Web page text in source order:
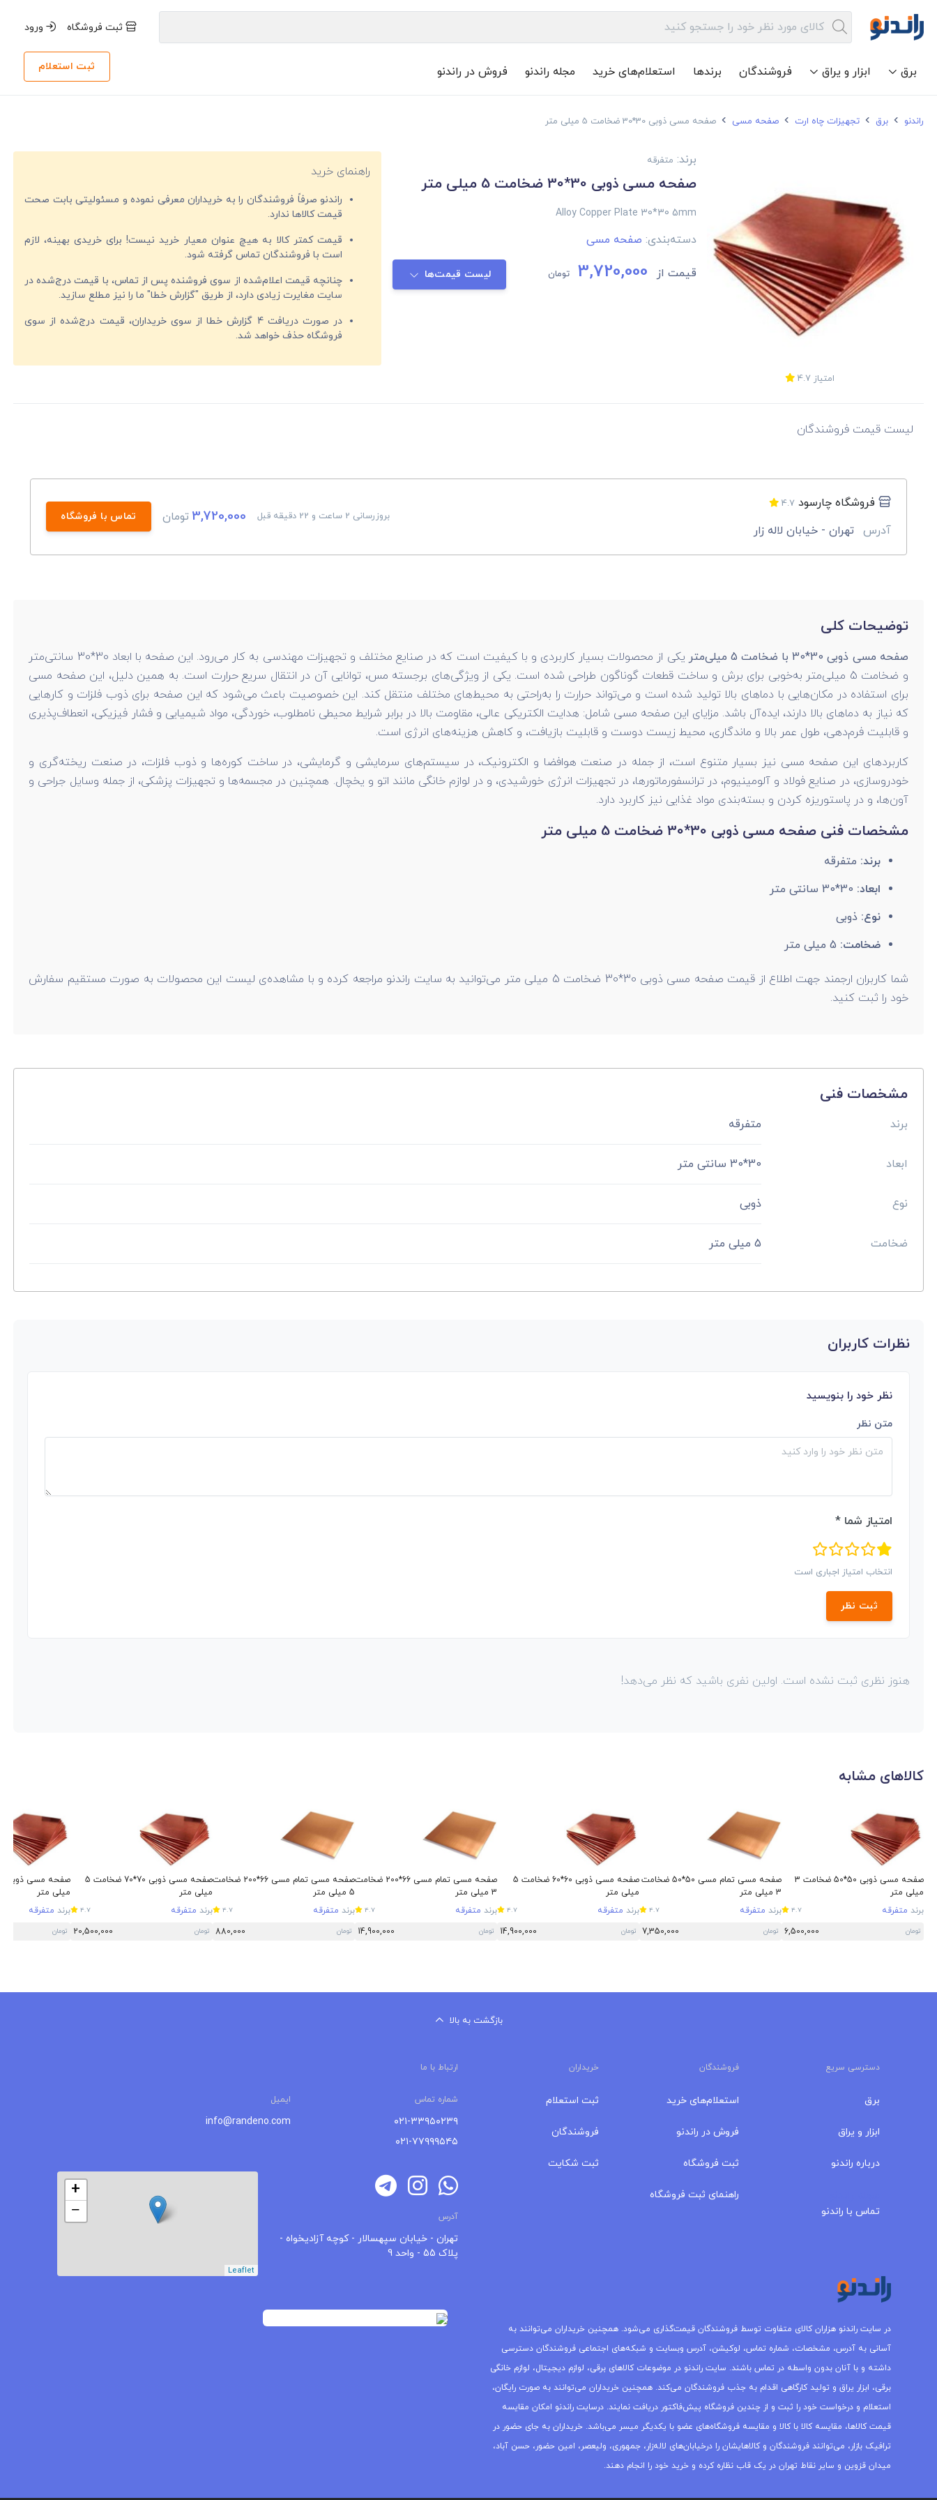
ثبت فروشگاه ورود
برق ابزار و یراق فروشندگان برندها استعلام‌های خرید مجله راندنو فروش در راندنو ثبت استعلام
راندنو برق تجهیزات چاه ارت صفحه مسی صفحه مسی ذوبی 30*30 ضخامت 5 میلی متر
امتیاز 4.7
برند: متفرقه
صفحه مسی ذوبی 30*30 ضخامت 5 میلی متر
Alloy Copper Plate 30*30 5mm
دسته‌بندی: صفحه مسی
قیمت از 3,720,000 تومان لیست قیمت‌ها
راهنمای خرید
راندنو صرفاً فروشندگان را به خریداران معرفی نموده و مسئولیتی بابت صحت
قیمت‌ کالاها ندارد.
قیمت کمتر کالا به هیچ عنوان معیار خرید نیست! برای خریدی بهینه، لازم
است با فروشندگان تماس گرفته شود.
چنانچه قیمت اعلام‌شده از سوی فروشنده پس از تماس، با قیمت درج‌شده در
سایت مغایرت زیادی دارد، از طریق "گزارش خطا" ما را نیز مطلع سازید.
در صورت دریافت 4 گزارش خطا از سوی خریداران، قیمت درج‌شده از سوی
فروشگاه حذف خواهد شد.
لیست قیمت فروشندگان
فروشگاه چارسود 4.7
آدرس تهران - خیابان لاله زار
بروزرسانی 2 ساعت و 22 دقیقه قبل 3,720,000 تومان تماس با فروشگاه
توضیحات کلی
صفحه مسی ذوبی 30*30 با ضخامت 5 میلی‌متر
یکی از محصولات بسیار کاربردی و با کیفیت است که در صنایع مختلف و تجهیزات مهندسی به کار می‌رود. این صفحه با ابعاد 30*30 سانتی‌متر
و ضخامت 5 میلی‌متر به‌خوبی برای برش و ساخت قطعات گوناگون طراحی شده است. یکی از ویژگی‌های برجسته مس، توانایی آن در انتقال سریع حرارت است. به همین دلیل، این صفحه مسی
برای استفاده در مکان‌هایی با دماهای بالا تولید شده است و می‌تواند حرارت را به‌راحتی به محیط‌های مختلف منتقل کند. این خصوصیت باعث می‌شود که این صفحه برای ذوب فلزات و کارهایی
که نیاز به دماهای بالا دارند، ایده‌آل باشد. مزایای این صفحه مسی شامل: هدایت الکتریکی عالی، مقاومت بالا در برابر شرایط محیطی نامطلوب، خوردگی، مواد شیمیایی و فشار فیزیکی، انعطاف‌پذیری
و قابلیت فرم‌دهی، طول عمر بالا و ماندگاری، محیط زیست دوست و قابلیت بازیافت، و کاهش هزینه‌های انرژی است.
کاربردهای این صفحه مسی نیز بسیار متنوع است، از جمله در صنعت هوافضا و الکترونیک، در سیستم‌های سرمایشی و گرمایشی، در ساخت کوره‌ها و ذوب فلزات، در صنعت ریخته‌گری و
خودروسازی، در صنایع فولاد و آلومینیوم، در ترانسفورماتورها، در تجهیزات انرژی خورشیدی، و در لوازم خانگی مانند اتو و یخچال. همچنین در مجسمه‌ها و تجهیزات پزشکی، از جمله وسایل جراحی و
آون‌ها، و در پاستوریزه کردن و بسته‌بندی مواد غذایی نیز کاربرد دارد.
مشخصات فنی صفحه مسی ذوبی 30*30 ضخامت 5 میلی متر
برند: متفرقه
ابعاد: 30*30 سانتی متر
نوع: ذوبی
ضخامت:
شما کاربران ارجمند جهت اطلاع از قیمت صفحه مسی ذوبی 30*30 ضخامت 5 میلی متر می‌توانید به سایت راندنو مراجعه کرده و با مشاهده‌ی لیست این محصولات به صورت مستقیم سفارش
خود را ثبت کنید.
مشخصات فنی
برند متفرقه
ابعاد 30*30 سانتی متر
نوع ذوبی
ضخامت 5 میلی متر
نظرات کاربران
نظر خود را بنویسید
متن نظر
امتیاز شما *
انتخاب امتیاز اجباری است
ثبت نظر
هنوز نظری ثبت نشده است. اولین نفری باشید که نظر می‌دهد!
کالاهای مشابه
صفحه مسی ذوبی 50*50 ضخامت 3
میلی متر
برند متفرقه 4.7
تومان 6,500,000
صفحه مسی تمام مسی 50*50 ضخامت
3 میلی متر
برند متفرقه 4.7
تومان 7,350,000
صفحه مسی ذوبی 60*60 ضخامت 5
میلی متر
برند متفرقه 4.7
تومان 14,900,000
صفحه مسی تمام مسی 66*200 ضخامت
3 میلی متر
برند متفرقه 4.7
تومان 14,900,000
صفحه مسی تمام مسی 66*200 ضخامت
5 میلی متر
برند متفرقه 4.7
تومان 880,000
صفحه مسی ذوبی 70*70 ضخامت 5
میلی متر
برند متفرقه 4.7
تومان 20,500,000
میلی متر
برند متفرقه
تومان
بازگشت به بالا
دسترسی سریع فروشندگان خریداران ارتباط با ما
برق
ابزار و یراق
درباره‌ راندنو
تماس با راندنو
استعلام‌های خرید
فروش در راندنو
ثبت فروشگاه
راهنمای ثبت فروشگاه
ثبت استعلام
فروشندگان
ثبت شکایت
شماره تماس ایمیل
۰۲۱-۳۳۹۵۰۲۳۹
۰۲۱-۷۷۹۹۹۵۴۵
info@randeno.com
آدرس
تهران - خیابان سپهسالار - کوچه آزادیخواه -
پلاک 55 - واحد 9
+
−
Leaflet
در سایت راندنو هزاران کالای متفاوت توسط فروشندگان قیمت‌گذاری می‌شود. همچنین خریداران می‌توانند به
آسانی به آدرس، مشخصات، شماره تماس، لوکیشن، آدرس وبسایت و شبکه‌های اجتماعی فروشندگان دسترسی
داشته و با آنان بدون واسطه در تماس باشند. سایت راندنو در موضوعات کالاهای برقی، لوازم دیجیتال، لوازم خانگی
برقی، ابزار یراق و تولید کارگاهی اقدام به جذب فروشندگان می‌کند. همچنین خریداران می‌توانند به صورت رایگان،
استعلام و درخواست خود را ثبت و از چندین فروشگاه پیش‌فاکتور دریافت نمایند. درسایت راندنو امکان مقایسه
قیمت کالاها، مقایسه کالا با کالا و مقایسه فروشگاه‌های عضو با یکدیگر میسر می‌باشد. خریداران به جای حضور در
ترافیک بازار، می‌توانند فروشندگان و کالاهایشان را درخیابان‌های لاله‌زار، جمهوری، ولیعصر، امین حضور، حسن آباد،
میدان قزوین و سایر نقاط تهران در یک قاب نظاره کرده و خرید خود را انجام دهند.